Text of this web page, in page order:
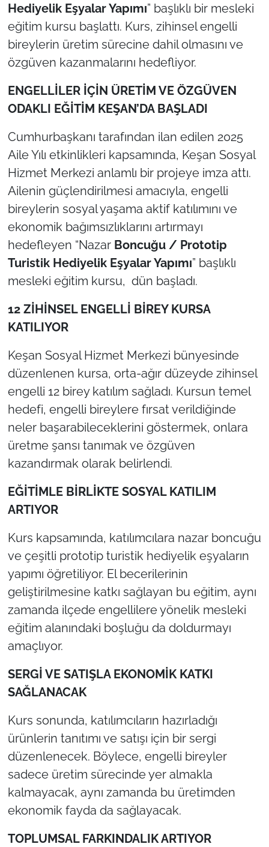
Hediyelik Eşyalar Yapımı” başlıklı bir mesleki
eğitim kursu başlattı. Kurs, zihinsel engelli
bireylerin üretim sürecine dahil olmasını ve
özgüven kazanmalarını hedefliyor.
ENGELLİLER İÇİN ÜRETİM VE ÖZGÜVEN
ODAKLI EĞİTİM KEŞAN’DA BAŞLADI
Cumhurbaşkanı tarafından ilan edilen 2025
Aile Yılı etkinlikleri kapsamında, Keşan Sosyal
Hizmet Merkezi anlamlı bir projeye imza attı.
Ailenin güçlendirilmesi amacıyla, engelli
bireylerin sosyal yaşama aktif katılımını ve
ekonomik bağımsızlıklarını artırmayı
hedefleyen “Nazar Boncuğu / Prototip
Turistik Hediyelik Eşyalar Yapımı” başlıklı
mesleki eğitim kursu, dün başladı.
12 ZİHİNSEL ENGELLİ BİREY KURSA
KATILIYOR
Keşan Sosyal Hizmet Merkezi bünyesinde
düzenlenen kursa, orta-ağır düzeyde zihinsel
engelli 12 birey katılım sağladı. Kursun temel
hedefi, engelli bireylere fırsat verildiğinde
neler başarabileceklerini göstermek, onlara
üretme şansı tanımak ve özgüven
kazandırmak olarak belirlendi.
EĞİTİMLE BİRLİKTE SOSYAL KATILIM
ARTIYOR
Kurs kapsamında, katılımcılara nazar boncuğu
ve çeşitli prototip turistik hediyelik eşyaların
yapımı öğretiliyor. El becerilerinin
geliştirilmesine katkı sağlayan bu eğitim, aynı
zamanda ilçede engellilere yönelik mesleki
eğitim alanındaki boşluğu da doldurmayı
amaçlıyor.
SERGİ VE SATIŞLA EKONOMİK KATKI
SAĞLANACAK
Kurs sonunda, katılımcıların hazırladığı
ürünlerin tanıtımı ve satışı için bir sergi
düzenlenecek. Böylece, engelli bireyler
sadece üretim sürecinde yer almakla
kalmayacak, aynı zamanda bu üretimden
ekonomik fayda da sağlayacak.
TOPLUMSAL FARKINDALIK ARTIYOR
KIRKLARELİ
ÇANAKKALE
TÜRKİYE
Güvenlik
Genel
Politika
Flaş Haber
Dış Haberler
Magazin
İş Dünyası
English News
Canlı Maç
Finans
Genel-A
Gündem-Eğitim